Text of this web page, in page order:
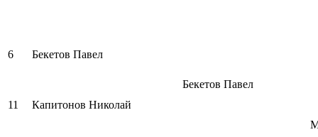
6 Бекетов Павел
Бекетов Павел
11
Капитонов Николай